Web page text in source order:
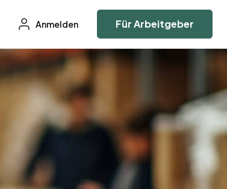
Anmelden Für Arbeitgeber